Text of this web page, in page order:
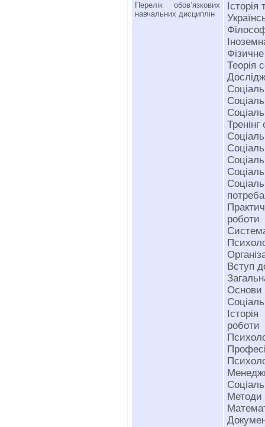
Перелік обов’язкових
навчальних дисциплін
Теорія
Тренінг
роботи
Вступ
Основи
роботи
Методи